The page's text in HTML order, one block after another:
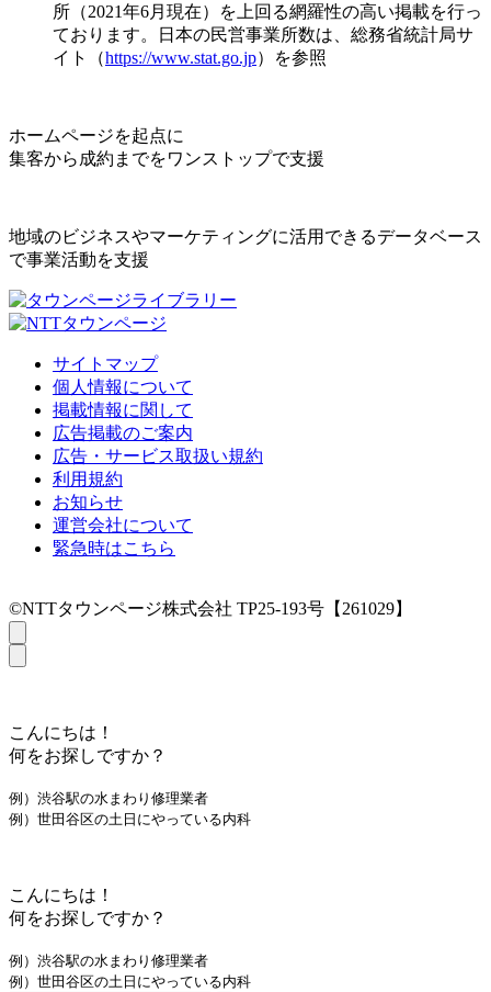
所（2021年6月現在）を上回る網羅性の高い掲載を行っ
ております。日本の民営事業所数は、総務省統計局サ
イト（https://www.stat.go.jp）を参照
ホームページを起点に
集客から成約までをワンストップで支援
地域のビジネスやマーケティングに活用できるデータベース
で事業活動を支援
サイトマップ
個人情報について
掲載情報に関して
広告掲載のご案内
広告・サービス取扱い規約
利用規約
お知らせ
運営会社について
緊急時はこちら
©NTTタウンページ株式会社 TP25-193号【261029】
こんにちは！
何をお探しですか？
例）渋谷駅の水まわり修理業者
例）世田谷区の土日にやっている内科
こんにちは！
何をお探しですか？
例）渋谷駅の水まわり修理業者
例）世田谷区の土日にやっている内科